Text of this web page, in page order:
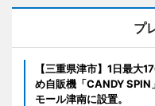
プ
【三重県津市】1日最大
め自販機「CANDY
モール津南に設置。